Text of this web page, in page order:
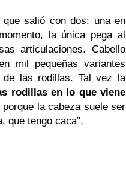
salió con dos: una en
la única pega al
articulaciones. Cabello
mil pequeñas variantes
de las rodillas. Tal vez la
rodillas en lo que viene
la cabeza suele ser
que tengo caca”.